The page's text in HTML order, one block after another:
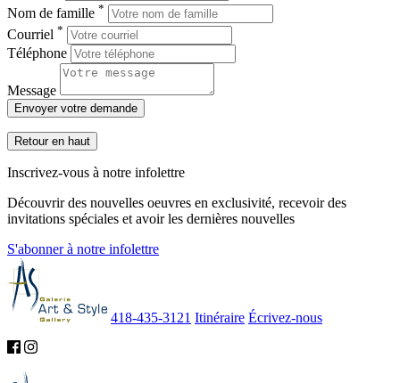
Nom de famille *
Courriel *
Téléphone
Message
Envoyer votre demande
Retour en haut
Inscrivez-vous à notre infolettre
Découvrir des nouvelles oeuvres en exclusivité, recevoir des
invitations spéciales et avoir les dernières nouvelles
S'abonner à notre infolettre
418-435-3121 Itinéraire Écrivez-nous